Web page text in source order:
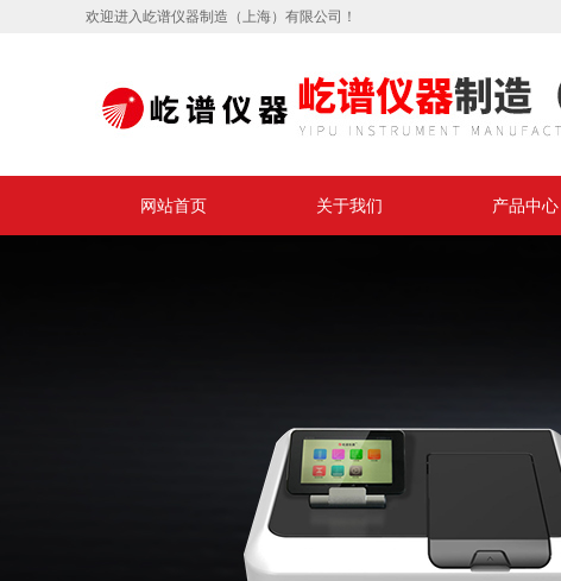
欢迎进入屹谱仪器制造（上海）有限公司！
网站首页 关于我们 产品中心